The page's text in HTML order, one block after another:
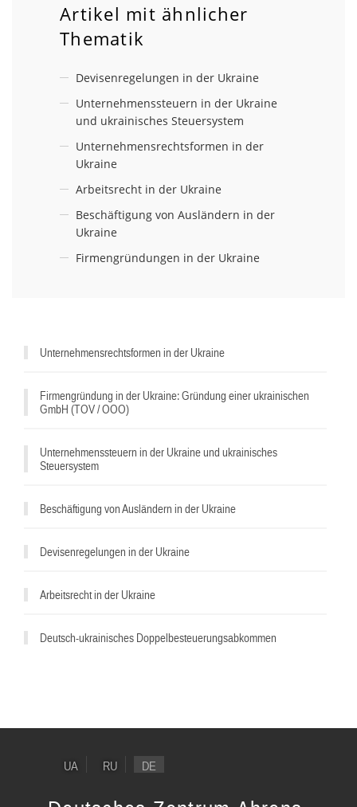
Unternehmensrechtsformen in der Ukraine
Firmengründung in der Ukraine: Gründung einer ukrainischen
GmbH (TOV / OOO)
Unternehmenssteuern in der Ukraine und ukrainisches
Steuersystem
Beschäftigung von Ausländern in der Ukraine
Devisenregelungen in der Ukraine
Arbeitsrecht in der Ukraine
Deutsch-ukrainisches Doppelbesteuerungsabkommen
Artikel mit ähnlicher
Thematik
Devisenregelungen in der Ukraine
Unternehmenssteuern in der Ukraine
und ukrainisches Steuersystem
Unternehmensrechtsformen in der
Ukraine
Arbeitsrecht in der Ukraine
Beschäftigung von Ausländern in der
Ukraine
Firmengründungen in der Ukraine
UA RU DE